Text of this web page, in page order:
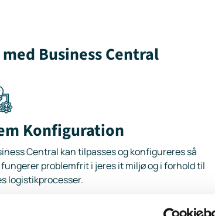
Business Central
Konfiguration
Central kan tilpasses og konfigureres så
problemfrit i jeres it miljø og i forhold til
logistikprocesser.